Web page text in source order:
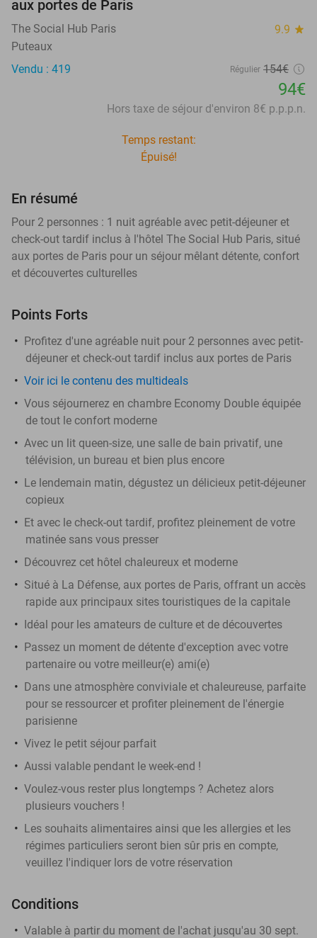
aux portes de Paris
The Social Hub Paris 9.9 star
Puteaux
Vendu : 419
Régulier 154€
94€
Hors taxe de séjour d'environ 8€ p.p.p.n.
Temps restant:
Épuisé!
En résumé
Pour 2 personnes : 1 nuit agréable avec petit-déjeuner et
check-out tardif inclus à l'hôtel The Social Hub Paris, situé
aux portes de Paris pour un séjour mêlant détente, confort
et découvertes culturelles
Points Forts
Profitez d'une agréable nuit pour 2 personnes avec petit-
déjeuner et check-out tardif inclus aux portes de Paris
Voir ici le contenu des multideals
Vous séjournerez en chambre Economy Double équipée
de tout le confort moderne
Avec un lit queen-size, une salle de bain privatif, une
télévision, un bureau et bien plus encore
Le lendemain matin, dégustez un délicieux petit-déjeuner
copieux
Et avec le check-out tardif, profitez pleinement de votre
matinée sans vous presser
Découvrez cet hôtel chaleureux et moderne
Situé à La Défense, aux portes de Paris, offrant un accès
rapide aux principaux sites touristiques de la capitale
Idéal pour les amateurs de culture et de découvertes
Passez un moment de détente d'exception avec votre
partenaire ou votre meilleur(e) ami(e)
Dans une atmosphère conviviale et chaleureuse, parfaite
pour se ressourcer et profiter pleinement de l'énergie
parisienne
Vivez le petit séjour parfait
Aussi valable pendant le week-end !
Voulez-vous rester plus longtemps ? Achetez alors
plusieurs vouchers !
Les souhaits alimentaires ainsi que les allergies et les
régimes particuliers seront bien sûr pris en compte,
veuillez l'indiquer lors de votre réservation
Conditions
Valable à partir du moment de l'achat jusqu'au 30 sept.